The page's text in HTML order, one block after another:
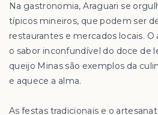
Na gastronomia, Araguari se
típicos mineiros, que podem ser
restaurantes e mercados locais.
o sabor inconfundível do doce de
queijo Minas são exemplos da
e aquece a alma.
As festas tradicionais e o